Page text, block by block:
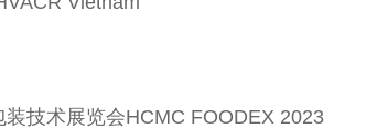
技术展览会HCMC FOODEX 2023